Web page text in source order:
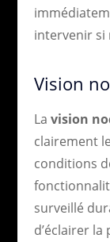
intervenir si
Vision
La vision
clairement
conditions
surveillé
d’éclairer